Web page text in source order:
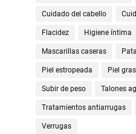
Cuidado del cabello
Flacidez Higiene íntima
Mascarillas caseras
Piel estropeada Piel
Subir de peso Talones
Tratamientos antiarrugas
Verrugas